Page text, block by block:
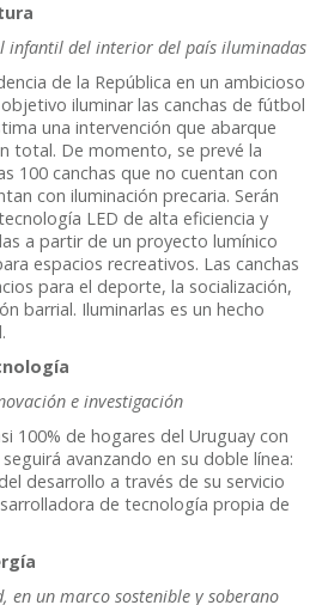
infantil del interior del país iluminadas
de la República en un ambicioso
iluminar las canchas de fútbol
una intervención que abarque
total. De momento, se prevé la
100 canchas que no cuentan con
con iluminación precaria. Serán
LED de alta eficiencia y
a partir de un proyecto lumínico
espacios recreativos. Las canchas
para el deporte, la socialización,
barrial. Iluminarlas es un hecho
e investigación
100% de hogares del Uruguay con
avanzando en su doble línea:
desarrollo a través de su servicio
de tecnología propia de
en un marco sostenible y soberano